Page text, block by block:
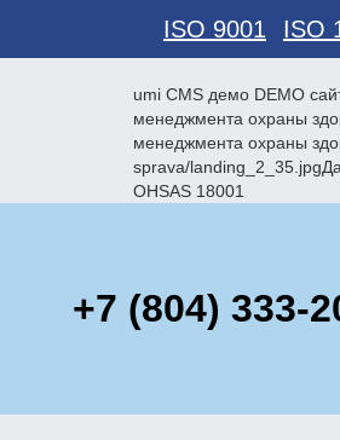
ISO 9001 ISO
umi CMS демо DEMO
менеджмента охраны
менеджмента охраны
sprava/
OHSAS 18001
+7 (804) 333-